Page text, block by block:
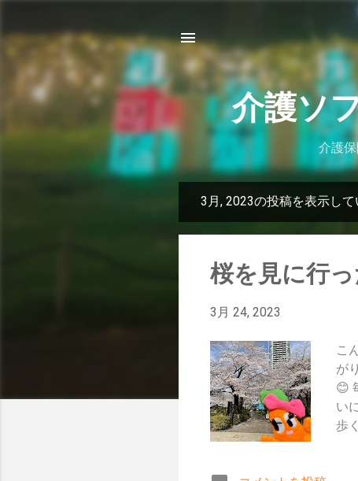
介護ソ
介護
稿
3月, 2023の投稿を表示して
桜を見に行
3月 24, 2023
こ
が
😊
い
歩